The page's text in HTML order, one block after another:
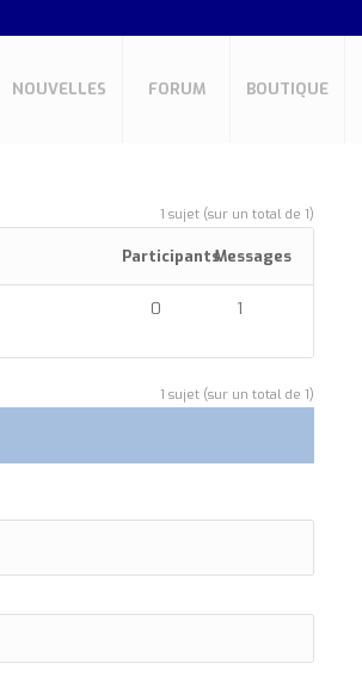
NOUVELLES FORUM BOUTIQUE
1 sujet (sur un total de 1)
ParticipantsMessages
0 1
1 sujet (sur un total de 1)